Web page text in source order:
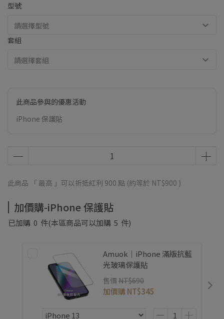
型號
請選擇型號
套組
請選擇套組
此商品參與的優惠活動
iPhone 保護貼
此商品 「 最高 」可以折抵紅利 900 點 (約等於 NT$900 )
加價購-iPhone 保護貼
已加購 0 件(本區商品可以加購 5 件)
Amuok｜iPhone 滿版抗藍
光玻璃保護貼
售價 NT$690
加價購 NT$345